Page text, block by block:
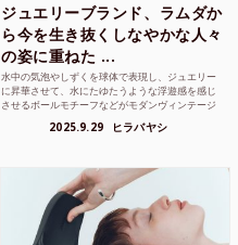
ジュエリーブランド、ラムダか
ら今を生き抜くしなやかな人々
の姿に重ねた ...
水中の気泡やしずくを球体で表現し、ジュエリー
に昇華させて、水にたゆたうような浮遊感を感じ
させるボールモチーフなどがモダンヴィンテージ
2025.9.29 ヒラバヤシ